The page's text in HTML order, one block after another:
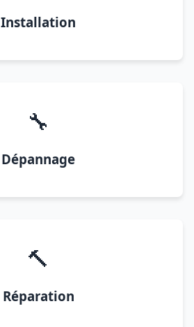
Installation
🔧
Dépannage
🔨
Réparation